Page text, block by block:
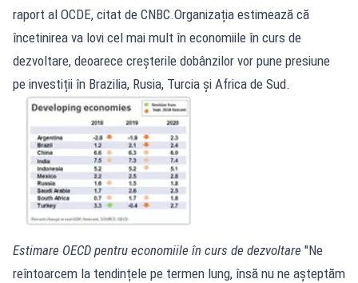
raport al OCDE, citat de CNBC.Organizația estimează că
încetinirea va lovi cel mai mult în economiile în curs de
dezvoltare, deoarece creșterile dobânzilor vor pune presiune
pe investiții în Brazilia, Rusia, Turcia și Africa de Sud.
Estimare OECD pentru economiile în curs de dezvoltare "Ne
reîntoarcem la tendințele pe termen lung, însă nu ne așteptăm